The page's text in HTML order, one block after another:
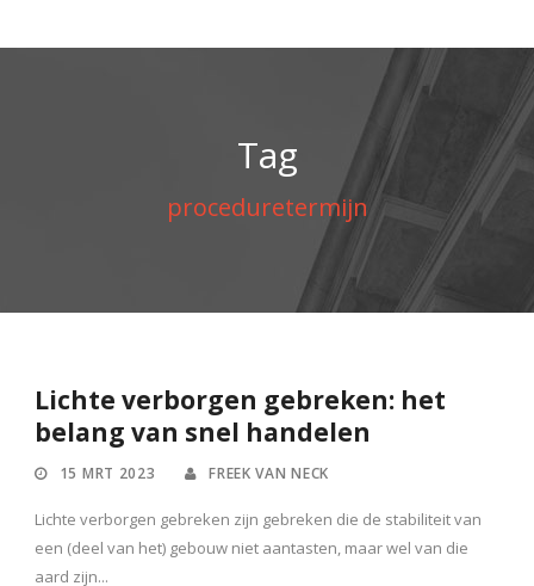
Tag
proceduretermijn
Lichte verborgen gebreken: het
belang van snel handelen
15 MRT 2023 FREEK VAN NECK
Lichte verborgen gebreken zijn gebreken die de stabiliteit van
een (deel van het) gebouw niet aantasten, maar wel van die
aard zijn...